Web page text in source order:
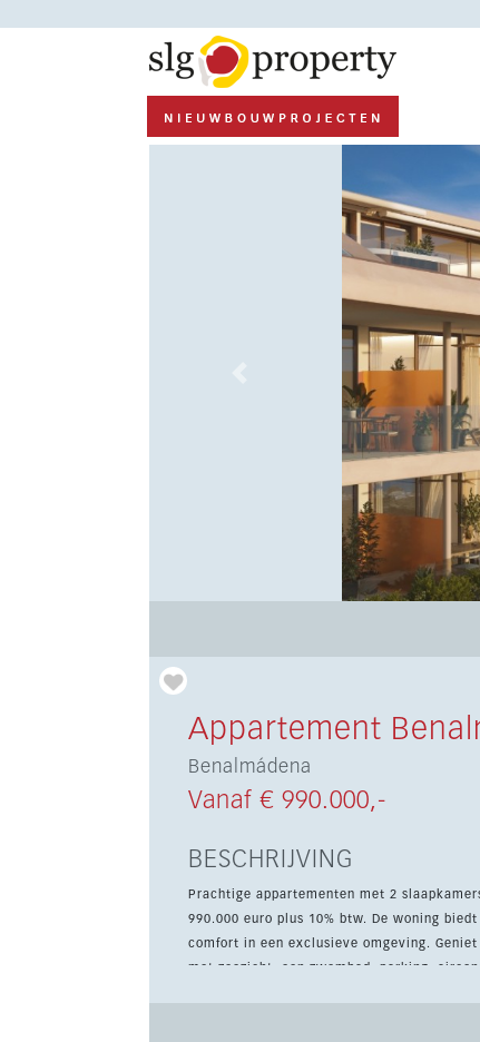
Appartement
Benalmádena
Vanaf € 990.000,-
BESCHRIJVING
Prachtige appartementen met 2
990.000 euro plus 10% btw. De woning
comfort in een exclusieve omgeving. Geniet van de voorzieningen van het nabijgelegen Hilton Hotel, samen
met zeezicht, een zwembad, parking,